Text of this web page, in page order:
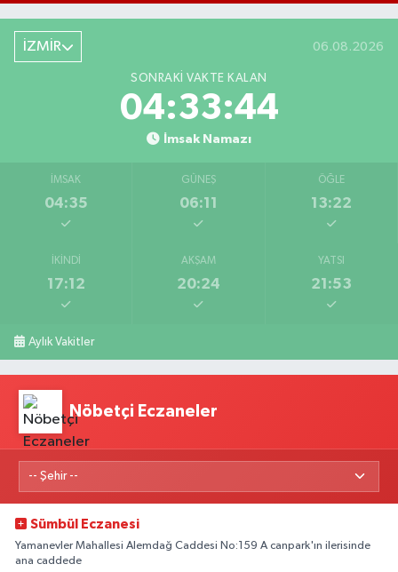
İZMİR 06.08.2026
SONRAKI VAKTE KALAN
04:33:43
İmsak Namazı
İMSAK
04:35
GÜNEŞ
06:11
ÖĞLE
13:22
İKINDI
17:12
AKŞAM
20:24
YATSI
21:53
Aylık Vakitler
Nöbetçi Eczaneler
Sümbül Eczanesi
Yamanevler Mahallesi Alemdağ Caddesi No:159 A canpark'ın ilerisinde
ana caddede